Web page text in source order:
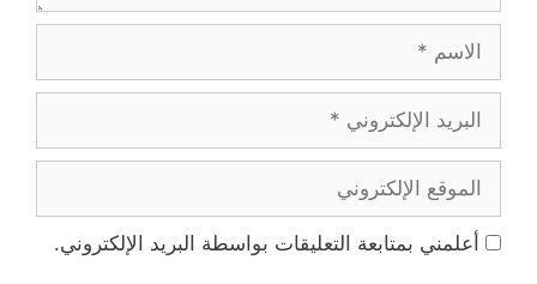
الإلكتروني
الإلكتروني
أعلمني بمتابعة التعليقات بواسطة البريد الإلكتروني.